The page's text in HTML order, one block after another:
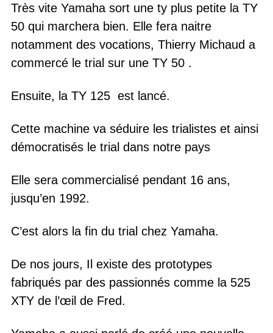
Très vite Yamaha sort une ty plus petite la TY
50 qui marchera bien. Elle fera naitre
notamment des vocations, Thierry Michaud a
commercé le trial sur une TY 50 .
Ensuite, la TY 125 est lancé.
Cette machine va séduire les trialistes et ainsi
démocratisés le trial dans notre pays
Elle sera commercialisé pendant 16 ans,
jusqu’en 1992.
C’est alors la fin du trial chez Yamaha.
De nos jours, Il existe des prototypes
fabriqués par des passionnés comme la 525
XTY de l’œil de Fred.